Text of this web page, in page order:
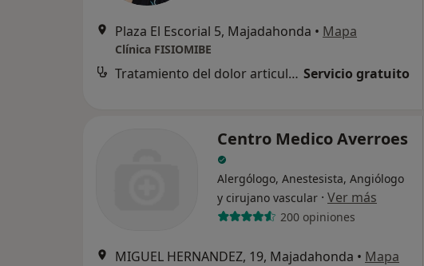
Plaza El Escorial 5, Majadahonda • Mapa
Clínica FISIOMIBE
Tratamiento del dolor articular Servicio gratuito
Centro Medico Averroes
Alergólogo, Anestesista, Angiólogo
y cirujano vascular · Ver más
200 opiniones
MIGUEL HERNANDEZ, 19, Majadahonda • Mapa